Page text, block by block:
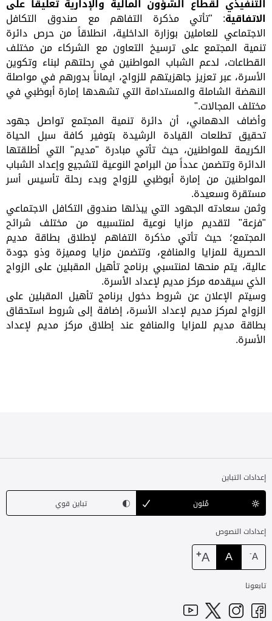
التنفيذي لقطاع الشؤون المالية والإدارية تعليقاً على
الاتفاقية: "تأتي مذكرة التفاهم مع صندوق التكافل
الاجتماعي للعاملين بوزارة الداخلية، انطلاقاً من حرص دائرة
تنمية المجتمع على ترسيخ التعاون مع الشركاء من مختلف
القطاعات، لدعم الشباب المواطنين في رحلتهم لبناء وتكوين
الأسرة، عبر تعزيز جاهزيتهم للزواج، ايماناً بدورهم في مواصلة
النهضة الشاملة والمستدامة التي تشهدها إمارة أبوظبي في
مختلف المجالات."
وأضاف الدهماني، أن دائرة تنمية المجتمع تواصل جهود
تحقيق تطلعات القيادة الرشيدة بتوفير كافة سبل الحياة
الكريمة للمواطنين، حيث تأتي مبادرة "مديم" التي أطلقتها
الدائرة وتتضمن عدداً من البرامج النوعية لتشجيع وإعداد الشباب
المواطنين من إمارة أبوظبي للزواج وبدء رحلة تأسيس أسر
مستقرة وسعيدة.
وثمن سعادته الجهود التي يبذلها صندوق التكافل الاجتماعي
"فزعة" لتقديم مزايا نوعية لمنتسبيه من مختلف شرائح
المجتمع؛ حيث تأتي مذكرة التفاهم لإطلاق بطاقة مديم
الحصرية للمزايا والمنافع، وتتضمن مزايا ومميزة وذو جودة
عالية، يتم منحها لمنتسبي برنامج تأهيل المقبلين على الزواج
الذي سيقدمه مركز مديم لإعداد الأسرة.
وسيتم الإعلان عن شروط دخول برنامج تأهيل المقبلين على
الزواج لمركز مديم لإعداد الأسرة، إضافة إلى شروط استحقاق
بطاقة مديم للمزايا والمنافع عند إطلاق مركز مديم لإعداد
الأسرة.
إعدادات التباين
مُلون
تباين قوي
إعدادات النصوص
A
-
A
A
+
تابعونا